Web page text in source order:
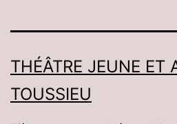
THÉÂTRE JEUNE ET
TOUSSIEU